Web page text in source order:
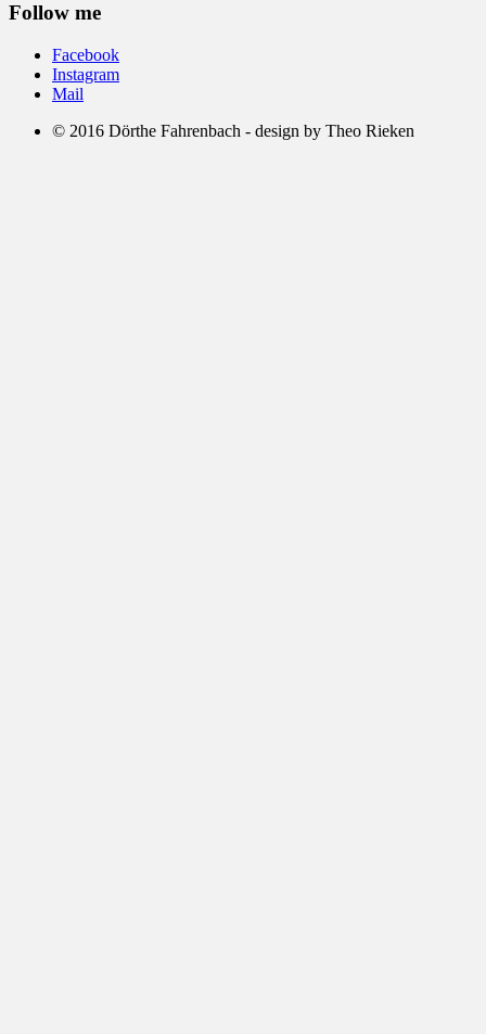
Follow me
Facebook
Instagram
Mail
© 2016 Dörthe Fahrenbach - design by Theo Rieken